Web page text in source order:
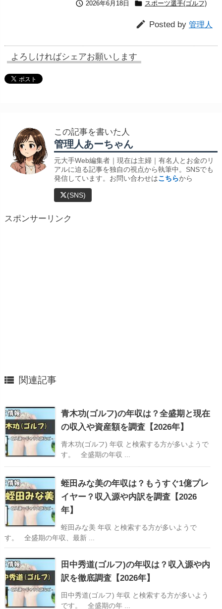
 2026年6月18日  スポーツ選手(ゴルフ)
 Posted by 管理人
よろしければシェアお願いします
この記事を書いた人
管理人あーちゃん
元大手Web編集者｜現在は主婦｜有名人とお金のリ
アルに迫る記事を独自の視点から執筆中。SNSでも
発信しています。お問い合わせはこちらから
(SNS)
スポンサーリンク
 関連記事
青木功(ゴルフ)の年収は？全盛期と現在
の収入や資産額を調査【2026年】
青木功(ゴルフ) 年収 と検索する方が多いようで
す。 全盛期の年収 ...
蛭田みな美の年収は？もうすぐ1億プレ
イヤー？収入源や内訳を調査【2026
年】
蛭田みな美 年収 と検索する方が多いようで
す。 全盛期の年収、最新 ...
田中秀道(ゴルフ)の年収は？収入源や内
訳を徹底調査【2026年】
田中秀道(ゴルフ) 年収 と検索する方が多いよう
です。 全盛期の年 ...